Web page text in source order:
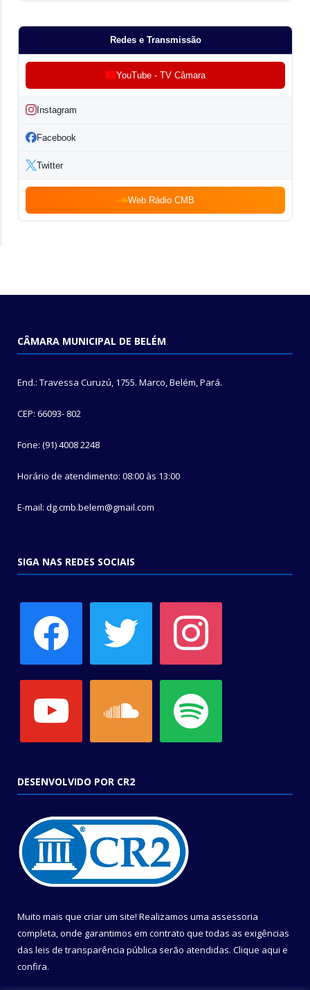
Redes e Transmissão
YouTube - TV Câmara
Instagram
Facebook
Twitter
Web Rádio CMB
CÂMARA MUNICIPAL DE BELÉM
End.: Travessa Curuzú, 1755. Marco, Belém, Pará.
CEP: 66093- 802
Fone: (91) 4008 2248
Horário de atendimento: 08:00 às 13:00
E-mail: dg.cmb.belem@gmail.com
SIGA NAS REDES SOCIAIS
DESENVOLVIDO POR CR2
Muito mais que criar um site! Realizamos uma assessoria
completa, onde garantimos em contrato que todas as exigências
das leis de transparência pública serão atendidas. Clique aqui e
confira.